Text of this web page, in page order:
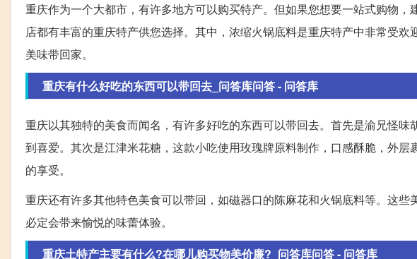
重庆作为一个大都市，有许多地方可以购买特产。但如果您想要一站式购物
店都有丰富的重庆特产供您选择。其中，浓缩火锅底料是重庆特产中非常受
美味带回家。
重庆有什么好吃的东西可以带回去_问答库问答 - 问答库
重庆以其独特的美食而闻名，有许多好吃的东西可以带回去。首先是渝兄怪
到喜爱。其次是江津米花糖，这款小吃使用玫瑰牌原料制作，口感酥脆，外
的享受。
重庆还有许多其他特色美食可以带回，如磁器口的陈麻花和火锅底料等。这些
必定会带来愉悦的味蕾体验。
重庆土特产主要有什么?在哪儿购买物美价廉?_问答库问答 - 问答库